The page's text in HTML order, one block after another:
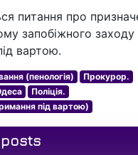
питання про
запобіжного
вартою.
(пенологія)
Прокурор.
Поліція.
під вартою)